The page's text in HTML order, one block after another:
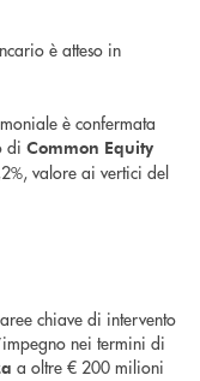
è atteso in
è confermata
di Common Equity
valore ai vertici del
chiave di intervento
nei termini di
a oltre € 200 milioni